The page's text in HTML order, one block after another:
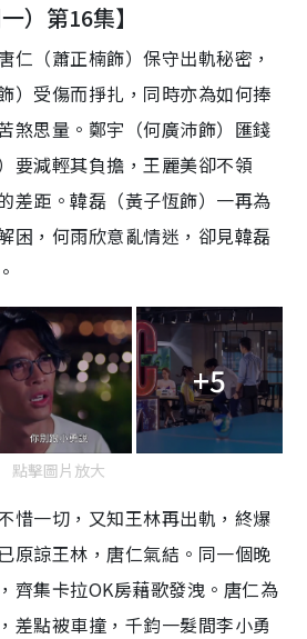
）第16集】
仁（蕭正楠飾）保守出軌秘密，
）受傷而掙扎，同時亦為如何捧
煞思量。鄭宇（何廣沛飾）匯錢
要減輕其負擔，王麗美卻不領
差距。韓磊（黃子恆飾）一再為
困，何雨欣意亂情迷，卻見韓磊
+5
點擊圖片放大
惜一切，又知王林再出軌，終爆
原諒王林，唐仁氣結。同一個晚
齊集卡拉OK房藉歌發洩。唐仁為
差點被車撞，千鈞一髮間李小勇